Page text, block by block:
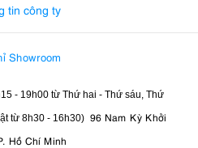
tin công ty
Showroom
- 19h00 từ Thứ hai - Thứ sáu, Thứ
từ 8h30 - 16h30) 96 Nam Kỳ Khởi
Hồ Chí Minh